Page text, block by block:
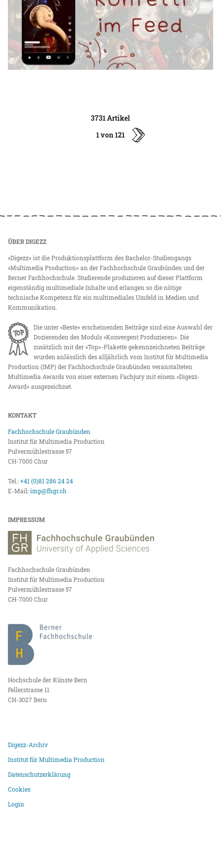
3731 Artikel
1 von 121
ÜBER DIGEZZ
«Digezz» ist die Produktionsplattform des Bachelor-Studiengangs
«Multimedia Production» an der Fachhochschule Graubünden und der
Berner Fachhochschule. Studierende produzieren auf dieser Plattform
eigenständig multimediale Inhalte und erlangen so die nötige
technische Kompetenz für ein multimediales Umfeld in Medien und
Kommunikation.
Die unter «Beste» erscheinenden Beiträge sind eine Auswahl der
Dozierenden des Moduls «Konvergent Produzieren». Die
zusätzlich mit der «Top»-Plakette gekennzeichneten Beiträge
wurden anlässlich des alljährlich vom Institut für Multimedia
Production (IMP) der Fachhochschule Graubünden veranstalteten
Multimedia Awards von einer externen Fachjury mit einem «Digezz-
Award» ausgezeichnet.
KONTAKT
Fachhochschule Graubünden
Institut für Multimedia Production
Pulvermühlestrasse 57
CH-7000 Chur
Tel.:+41 (0)81 286 24 24
E-Mail:imp@fhgr.ch
IMPRESSUM
Fachhochschule Graubünden
Institut für Multimedia Production
Pulvermühlestrasse 57
CH-7000 Chur
Hochschule der Künste Bern
Fellerstrasse 11
CH-3027 Bern
Digezz-Archiv
Institut für Multimedia Production
Datenschutzerklärung
Cookies
Login